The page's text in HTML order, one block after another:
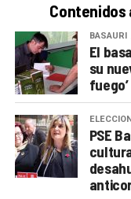
BASAURI
El
su
fuego’
PSE